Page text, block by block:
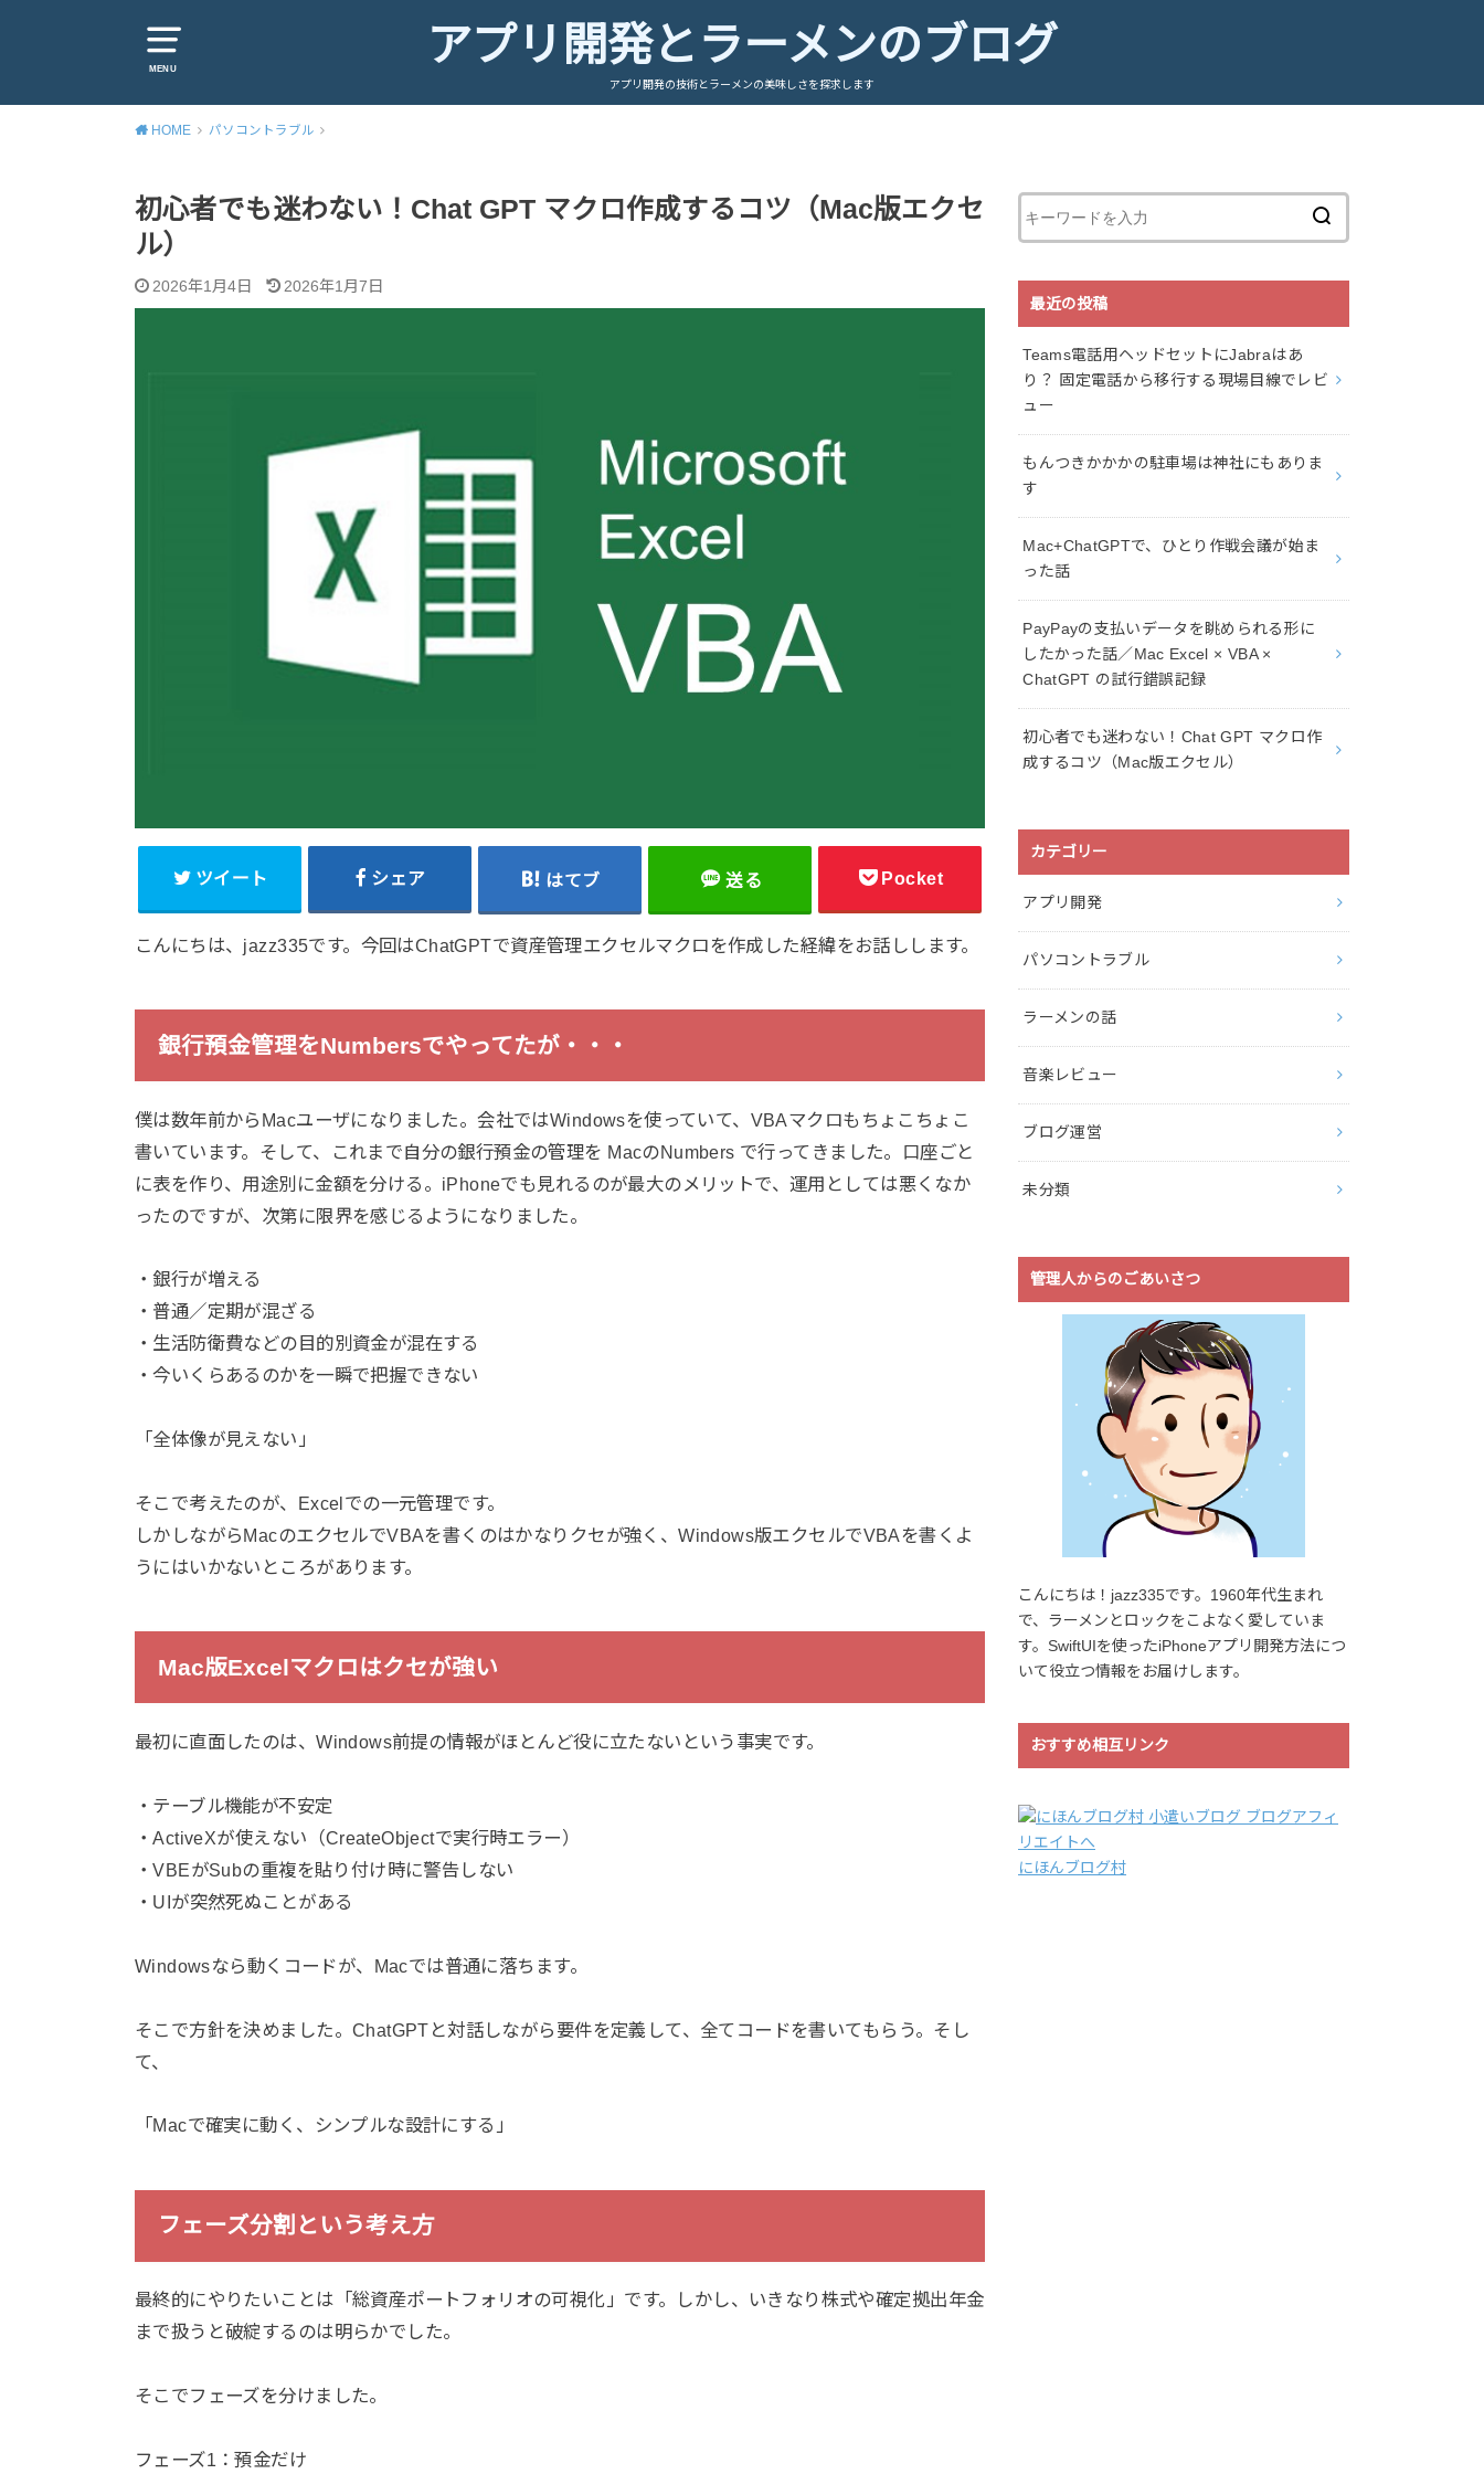
MENU アプリ開発とラーメンのブログ
アプリ開発の技術とラーメンの美味しさを探求します
HOME パソコントラブル
初心者でも迷わない！Chat GPT マクロ作成するコツ（Mac版エクセ
ル）
2026年1月4日 2026年1月7日
ツイート シェア はてブ 送る Pocket
こんにちは、jazz335です。今回はChatGPTで資産管理エクセルマクロを作成した経緯をお話しします。
銀行預金管理をNumbersでやってたが・・・
僕は数年前からMacユーザになりました。会社ではWindowsを使っていて、VBAマクロもちょこちょこ
書いています。そして、これまで自分の銀行預金の管理を MacのNumbers で行ってきました。口座ごと
に表を作り、用途別に金額を分ける。iPhoneでも見れるのが最大のメリットで、運用としては悪くなか
ったのですが、次第に限界を感じるようになりました。
・銀行が増える
・普通／定期が混ざる
・生活防衛費などの目的別資金が混在する
・今いくらあるのかを一瞬で把握できない
「全体像が見えない」
そこで考えたのが、Excelでの一元管理です。
しかしながらMacのエクセルでVBAを書くのはかなりクセが強く、Windows版エクセルでVBAを書くよ
うにはいかないところがあります。
Mac版Excelマクロはクセが強い
最初に直面したのは、Windows前提の情報がほとんど役に立たないという事実です。
・テーブル機能が不安定
・ActiveXが使えない（CreateObjectで実行時エラー）
・VBEがSubの重複を貼り付け時に警告しない
・UIが突然死ぬことがある
Windowsなら動くコードが、Macでは普通に落ちます。
そこで方針を決めました。ChatGPTと対話しながら要件を定義して、全てコードを書いてもらう。そし
て、
「Macで確実に動く、シンプルな設計にする」
フェーズ分割という考え方
最終的にやりたいことは「総資産ポートフォリオの可視化」です。しかし、いきなり株式や確定拠出年金
まで扱うと破綻するのは明らかでした。
そこでフェーズを分けました。
フェーズ1：預金だけ
最近の投稿
Teams電話用ヘッドセットにJabraはあ
り？ 固定電話から移行する現場目線でレビ
ュー
もんつきかかかの駐車場は神社にもありま
す
Mac+ChatGPTで、ひとり作戦会議が始ま
った話
PayPayの支払いデータを眺められる形に
したかった話／Mac Excel × VBA ×
ChatGPT の試行錯誤記録
初心者でも迷わない！Chat GPT マクロ作
成するコツ（Mac版エクセル）
カテゴリー
アプリ開発
パソコントラブル
ラーメンの話
音楽レビュー
ブログ運営
未分類
管理人からのごあいさつ
こんにちは！jazz335です。1960年代生まれ
で、ラーメンとロックをこよなく愛していま
す。SwiftUIを使ったiPhoneアプリ開発方法につ
いて役立つ情報をお届けします。
おすすめ相互リンク
にほんブログ村